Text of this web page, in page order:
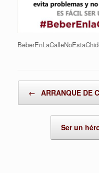
← ARRANQUE DE
Ser un